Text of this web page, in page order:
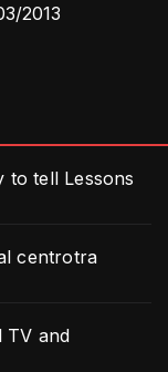
2013
to tell Lessons
centrotra
TV and